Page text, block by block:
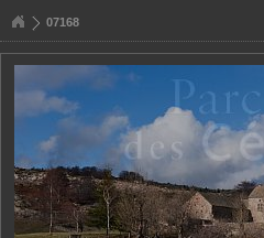
07168